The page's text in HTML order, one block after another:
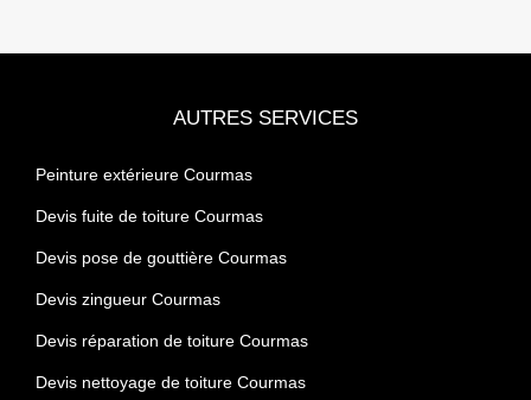
AUTRES SERVICES
Peinture extérieure Courmas
Devis fuite de toiture Courmas
Devis pose de gouttière Courmas
Devis zingueur Courmas
Devis réparation de toiture Courmas
Devis nettoyage de toiture Courmas